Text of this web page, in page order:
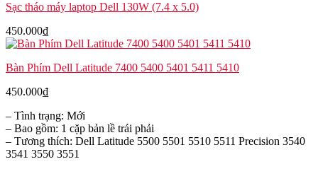
Sạc tháo máy laptop Dell 130W (7.4 x 5.0)
450.000₫
Bàn Phím Dell Latitude 7400 5400 5401 5411 5410
450.000₫
– Tình trạng: Mới
– Bao gồm: 1 cặp bản lề trái phải
– Tương thích: Dell Latitude 5500 5501 5510 5511 Precision 3540
3541 3550 3551